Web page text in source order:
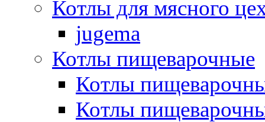
Котлы для мясного
jugema
Котлы пищеварочные
Котлы
Котлы